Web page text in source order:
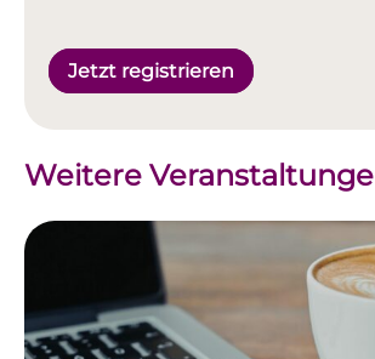
Jetzt registrieren
Weitere